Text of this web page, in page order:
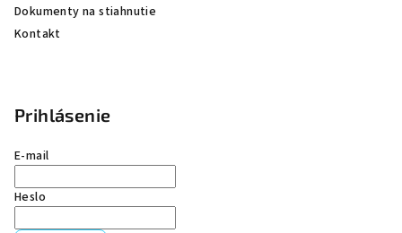
Dokumenty na stiahnutie
Kontakt
Prihlásenie
E-mail
Heslo